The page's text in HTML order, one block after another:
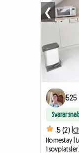
❮
525
Svarar
5 (2) |
Homestay |
1